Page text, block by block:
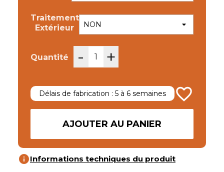
Traitement
Extérieur
Quantité - +
Délais de fabrication : 5 à 6 semaines favorite_border
AJOUTER AU PANIER
infoInformations techniques du produit